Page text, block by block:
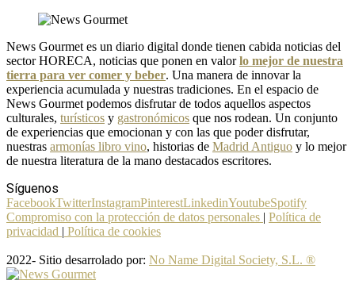
News Gourmet es un diario digital donde tienen cabida noticias del
sector HORECA, noticias que ponen en valorlo mejor de nuestra
tierra para ver comer y beber. Una manera de innovar la
experiencia acumulada y nuestras tradiciones. En el espacio de
News Gourmet podemos disfrutar de todos aquellos aspectos
culturales, turísticos y gastronómicos que nos rodean. Un conjunto
de experiencias que emocionan y con las que poder disfrutar,
nuestras armonías libro vino, historias de Madrid Antiguo y lo mejor
de nuestra literatura de la mano destacados escritores.
Síguenos
FacebookTwitterInstagramPinterestLinkedinYoutubeSpotify
Compromiso con la protección de datos personales | Política de
privacidad | Política de cookies
2022- Sitio desarrolado por: No Name Digital Society, S.L. ®